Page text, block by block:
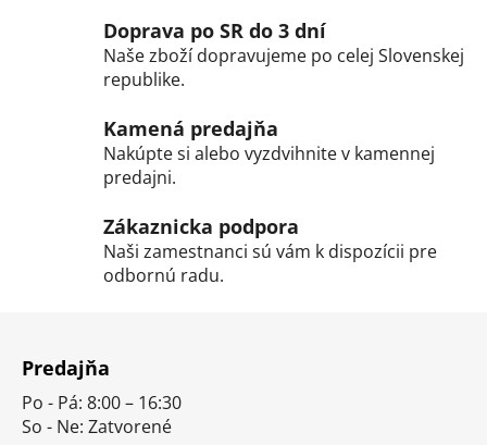
c
i
r
v
v
ý
n
i
e
Doprava po SR do 3 dní
Naše zboží dopravujeme po celej Slovenskej
republike.
Kamená predajňa
Nakúpte si alebo vyzdvihnite v kamennej
predajni.
Zákaznicka podpora
Naši zamestnanci sú vám k dispozícii pre
odbornú radu.
Predajňa
Po - Pá: 8:00 – 16:30
So - Ne: Zatvorené